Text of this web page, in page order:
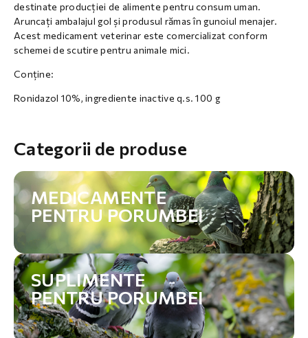
destinate producției de alimente pentru consum uman.
Aruncați ambalajul gol și produsul rămas în gunoiul menajer.
Acest medicament veterinar este comercializat conform
schemei de scutire pentru animale mici.
Conține:
Ronidazol 10%, ingrediente inactive q.s. 100 g
Categorii de produse
MEDICAMENTE
PENTRU PORUMBEI
SUPLIMENTE
PENTRU PORUMBEI